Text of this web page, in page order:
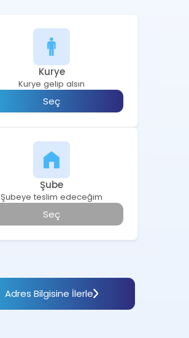
Kurye
Kurye gelip alsın
Seç
Şube
Şubeye teslim edeceğim
Seç
Adres Bilgisine İlerle